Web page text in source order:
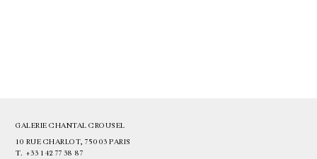
GALERIE CHANTAL CROUSEL
10 RUE CHARLOT, 75003 PARIS
T. +33 1 42 77 38 87